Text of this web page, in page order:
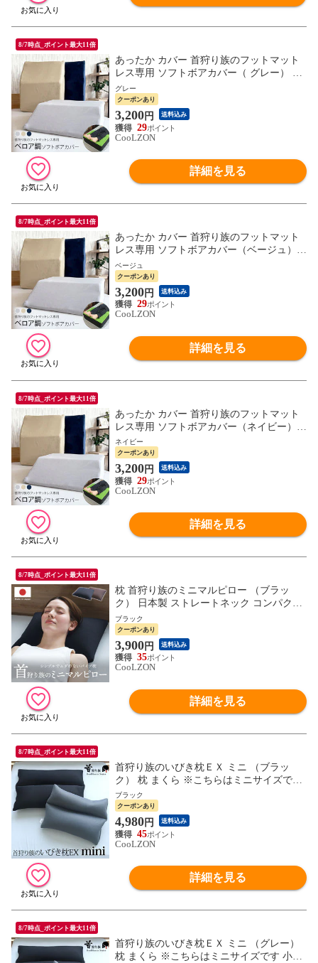
8/7時点_ポイント最大11倍
あったか カバー 首狩り族のフットマット
レス専用 ソフトボアカバー（ グレー） な
めらか
グレー
クーポンあり
3,200円 送料込み
29
CooLZON
詳細を見る
8/7時点_ポイント最大11倍
あったか カバー 首狩り族のフットマット
レス専用 ソフトボアカバー（ベージュ）
なめらか
ベージュ
クーポンあり
3,200円 送料込み
29
CooLZON
詳細を見る
8/7時点_ポイント最大11倍
あったか カバー 首狩り族のフットマット
レス専用 ソフトボアカバー（ネイビー）
なめらか
ネイビー
クーポンあり
3,200円 送料込み
29
CooLZON
詳細を見る
8/7時点_ポイント最大11倍
枕 首狩り族のミニマルピロー （ブラッ
ク） 日本製 ストレートネック コンパクト
小さめ 硬め 高さ調整 首こり 肩こり パイ
プ 母の日 父の日 ギフト プレゼント 実用
的 pillow MG
ブラック
クーポンあり
3,900円 送料込み
35
CooLZON
詳細を見る
8/7時点_ポイント最大11倍
首狩り族のいびき枕ＥＸ ミニ （ブラッ
ク） 枕 まくら ※こちらはミニサイズです
小さめサイズ 子供枕 新生活 父の日 ギフト
MG pillow
ブラック
クーポンあり
4,980円 送料込み
45
CooLZON
詳細を見る
8/7時点_ポイント最大11倍
首狩り族のいびき枕ＥＸ ミニ （グレー）
枕 まくら ※こちらはミニサイズです 小さ